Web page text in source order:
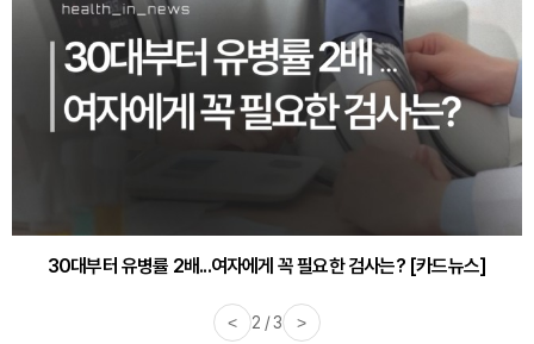
30대부터 유병률 2배...여자에게 꼭 필요한 검사는? [카드뉴스]
감기·독감 예방하고 면역력 높이는 4가지 영양제 [카드뉴스]
< 2 / 3 >